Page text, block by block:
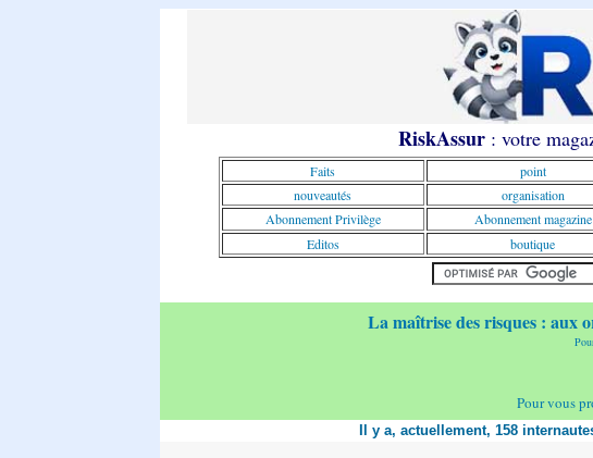
RiskAssur: votre
Faits point
nouveautés
organisation
Abonnement Privilège
Abonnement magazine
Editos boutique
La maîtrise des risques : aux
Pour vous
Il y a, actuellement, 158